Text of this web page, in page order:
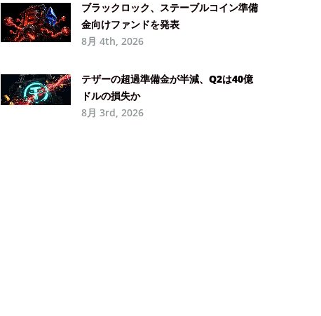
ブラックロック、ステーブルコイン準備
金向けファンドを発表
8月 4th, 2026
テザーの超過準備金が半減、Q2は40億
ドルの損失か
8月 3rd, 2026